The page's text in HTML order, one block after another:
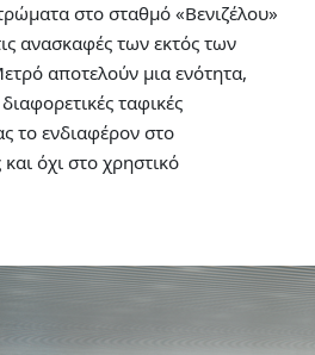
στο σταθμό «Βενιζέλου»
ανασκαφές των εκτός των
αποτελούν μια ενότητα,
ταφικές
το ενδιαφέρον στο
όχι στο χρηστικό